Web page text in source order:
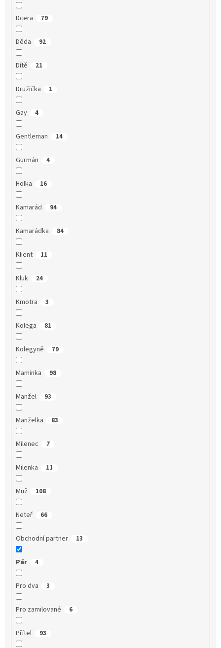
Dcera 79
Děda 92
Dítě 21
Družička 1
Gay 4
Gentleman 14
Gurmán 4
Holka 16
Kamarád 94
Kamarádka 84
Klient 11
Kluk 24
Kmotra 3
Kolega 81
Kolegyně 79
Maminka 98
Manžel 93
Manželka 83
Milenec 7
Milenka 11
Muž 108
Neteř 66
Obchodní partner 13
Pár 4
Pro dva 3
Pro zamilované 6
Přítel 93